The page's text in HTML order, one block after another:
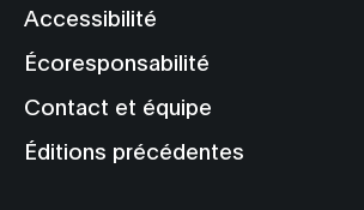
Accessibilité
Écoresponsabilité
Contact et équipe
Éditions précédentes